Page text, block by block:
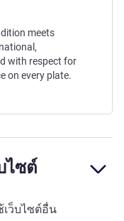
meets
with respect for
on every plate.
ไซต์
เว็บไซต์อื่น